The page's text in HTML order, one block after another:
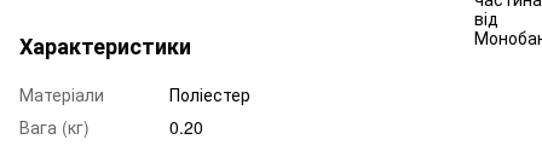
Характеристики
Матеріали
Поліестер
Вага (кг)
0.20